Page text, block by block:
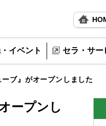
イベント セラ・サー
ブ』がオープンしました
ープンし